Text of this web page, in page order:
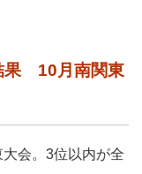
果 10月南関東
会。3位以内が全